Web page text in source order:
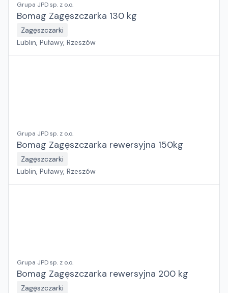
Grupa JPD sp. z o.o.
Bomag Zagęszczarka 130 kg
Zagęszczarki
Lublin, Puławy, Rzeszów
Grupa JPD sp. z o.o.
Bomag Zagęszczarka rewersyjna 150kg
Zagęszczarki
Lublin, Puławy, Rzeszów
Grupa JPD sp. z o.o.
Bomag Zagęszczarka rewersyjna 200 kg
Zagęszczarki